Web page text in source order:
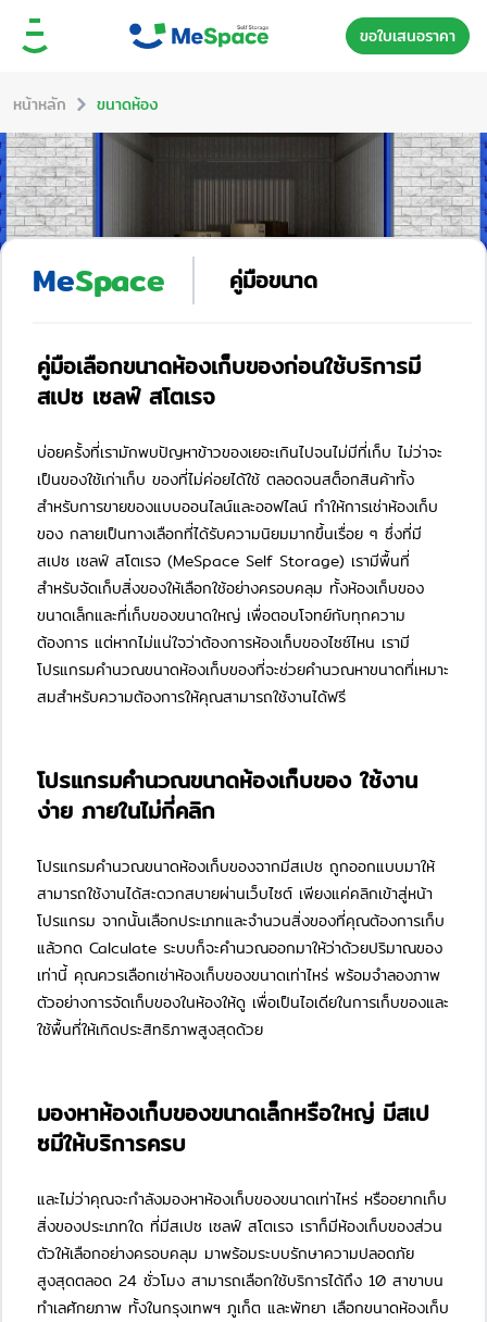
ขอใบเสนอราคา
หน้าหลัก ขนาดห้อง
MeSpace คู่มือขนาด
คู่มือเลือกขนาดห้องเก็บของก่อนใช้บริการมี
สเปซ เซลฟ์ สโตเรจ
บ่อยครั้งที่เรามักพบปัญหาข้าวของเยอะเกินไปจนไม่มีที่เก็บ ไม่ว่าจะ
เป็นของใช้เก่าเก็บ ของที่ไม่ค่อยได้ใช้ ตลอดจนสต็อกสินค้าทั้ง
สำหรับการขายของแบบออนไลน์และออฟไลน์ ทำให้การเช่าห้องเก็บ
ของ กลายเป็นทางเลือกที่ได้รับความนิยมมากขึ้นเรื่อย ๆ ซึ่งที่มี
สเปซ เซลฟ์ สโตเรจ (MeSpace Self Storage) เรามีพื้นที่
สำหรับจัดเก็บสิ่งของให้เลือกใช้อย่างครอบคลุม ทั้งห้องเก็บของ
ขนาดเล็กและที่เก็บของขนาดใหญ่ เพื่อตอบโจทย์กับทุกความ
ต้องการ แต่หากไม่แน่ใจว่าต้องการห้องเก็บของไซซ์ไหน เรามี
โปรแกรมคำนวณขนาดห้องเก็บของที่จะช่วยคำนวณหาขนาดที่เหมาะ
สมสำหรับความต้องการให้คุณสามารถใช้งานได้ฟรี
โปรแกรมคำนวณขนาดห้องเก็บของ ใช้งาน
ง่าย ภายในไม่กี่คลิก
โปรแกรมคำนวณขนาดห้องเก็บของจากมีสเปซ ถูกออกแบบมาให้
สามารถใช้งานได้สะดวกสบายผ่านเว็บไซต์ เพียงแค่คลิกเข้าสู่หน้า
โปรแกรม จากนั้นเลือกประเภทและจำนวนสิ่งของที่คุณต้องการเก็บ
แล้วกด Calculate ระบบก็จะคำนวณออกมาให้ว่าด้วยปริมาณของ
เท่านี้ คุณควรเลือกเช่าห้องเก็บของขนาดเท่าไหร่ พร้อมจำลองภาพ
ตัวอย่างการจัดเก็บของในห้องให้ดู เพื่อเป็นไอเดียในการเก็บของและ
ใช้พื้นที่ให้เกิดประสิทธิภาพสูงสุดด้วย
มองหาห้องเก็บของขนาดเล็กหรือใหญ่ มีสเป
ซมีให้บริการครบ
และไม่ว่าคุณจะกำลังมองหาห้องเก็บของขนาดเท่าไหร่ หรืออยากเก็บ
สิ่งของประเภทใด ที่มีสเปซ เซลฟ์ สโตเรจ เราก็มีห้องเก็บของส่วน
ตัวให้เลือกอย่างครอบคลุม มาพร้อมระบบรักษาความปลอดภัย
สูงสุดตลอด 24 ชั่วโมง สามารถเลือกใช้บริการได้ถึง 10 สาขาบน
ทำเลศักยภาพ ทั้งในกรุงเทพฯ ภูเก็ต และพัทยา เลือกขนาดห้องเก็บ